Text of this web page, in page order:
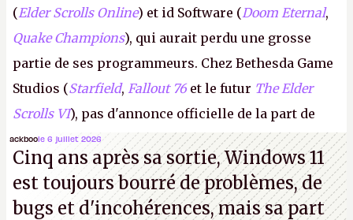
(Elder Scrolls Online) et id Software (Doom Eternal,
Quake Champions), qui aurait perdu une grosse
partie de ses programmeurs. Chez Bethesda Game
Studios (Starfield, Fallout 76 et le futur The Elder
Scrolls VI), pas d'annonce officielle de la part de
Microsoft, mais le syndicat des employés confirme
de nombreux licenciements.A.
ackboole 6 juillet 2026
Cinq ans après sa sortie, Windows 11
est toujours bourré de problèmes, de
bugs et d'incohérences, mais sa part